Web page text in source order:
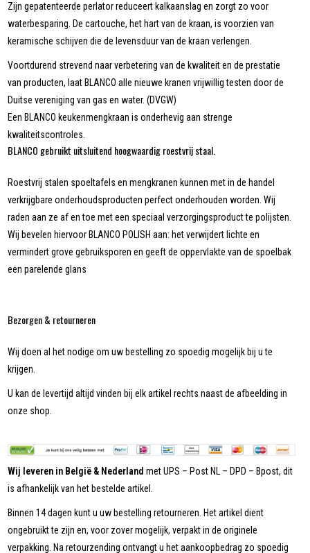
Zijn gepatenteerde perlator reduceert kalkaanslag en zorgt zo voor
waterbesparing. De cartouche, het hart van de kraan, is voorzien van
keramische schijven die de levensduur van de kraan verlengen.
Voortdurend strevend naar verbetering van de kwaliteit en de prestatie
van producten, laat BLANCO alle nieuwe kranen vrijwillig testen door de
Duitse vereniging van gas en water. (DVGW)
Een BLANCO keukenmengkraan is onderhevig aan strenge
kwaliteitscontroles.
BLANCO gebruikt uitsluitend hoogwaardig roestvrij staal.
Roestvrij stalen spoeltafels en mengkranen kunnen met in de handel
verkrijgbare onderhoudsproducten perfect onderhouden worden. Wij
raden aan ze af en toe met een speciaal verzorgingsproduct te polijsten.
Wij bevelen hiervoor BLANCO POLISH aan: het verwijdert lichte en
vermindert grove gebruiksporen en geeft de oppervlakte van de spoelbak
een parelende glans
Bezorgen & retourneren
Wij doen al het nodige om uw bestelling zo spoedig mogelijk bij u te
krijgen.
U kan de levertijd altijd vinden bij elk artikel rechts naast de afbeelding in
onze shop.
Wij leveren in België & Nederland met UPS – Post NL – DPD – Bpost, dit
is afhankelijk van het bestelde artikel.
Binnen 14 dagen kunt u uw bestelling retourneren. Het artikel dient
ongebruikt te zijn en, voor zover mogelijk, verpakt in de originele
verpakking. Na retourzending ontvangt u het aankoopbedrag zo spoedig